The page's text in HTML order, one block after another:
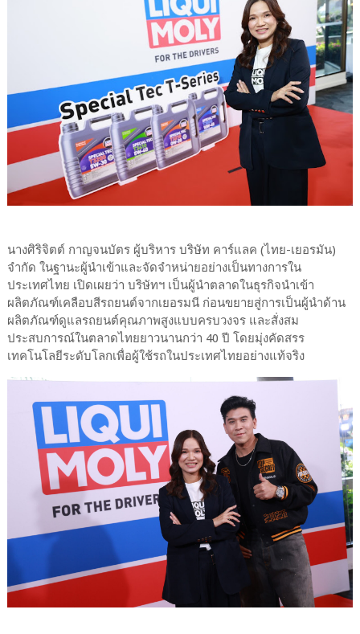
นางศิริจิตต์ กาญจนบัตร ผู้บริหาร บริษัท คาร์แลค (ไทย-เยอรมัน)
จำกัด ในฐานะผู้นำเข้าและจัดจำหน่ายอย่างเป็นทางการใน
ประเทศไทย เปิดเผยว่า บริษัทฯ เป็นผู้นำตลาดในธุรกิจนำเข้า
ผลิตภัณฑ์เคลือบสีรถยนต์จากเยอรมนี ก่อนขยายสู่การเป็นผู้นำด้าน
ผลิตภัณฑ์ดูแลรถยนต์คุณภาพสูงแบบครบวงจร และสั่งสม
ประสบการณ์ในตลาดไทยยาวนานกว่า 40 ปี โดยมุ่งคัดสรร
เทคโนโลยีระดับโลกเพื่อผู้ใช้รถในประเทศไทยอย่างแท้จริง